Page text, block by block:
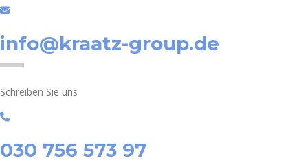
info@kraatz-group.de
Schreiben Sie uns
030 756 573 97